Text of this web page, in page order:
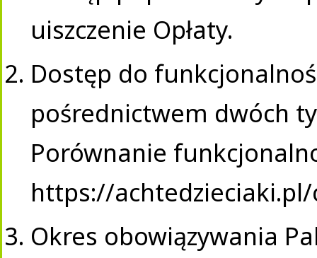
uiszczenie Opłaty.
Dostęp do
pośrednictwem dwóch
Porównanie
https://
Okres obowiązywania